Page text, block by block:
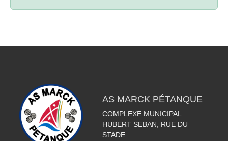
AS MARCK PÉTANQUE
COMPLEXE MUNICIPAL
HUBERT SEBAN, RUE DU
STADE